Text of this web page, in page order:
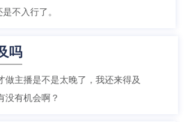
不入行了。
吗
做主播是不是太晚了，我还来得及
没有机会啊？